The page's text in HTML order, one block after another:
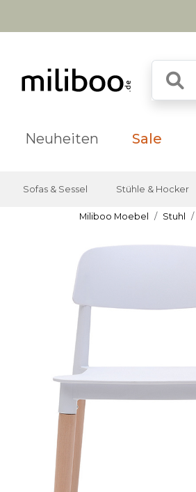
Neuheiten Sale
Sofas & Sessel Stühle & Hocker
Miliboo Moebel Stuhl